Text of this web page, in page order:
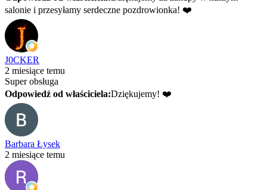
salonie i przesyłamy serdeczne pozdrowionka! ❤️
J0CKER
2 miesiące temu
Super obsługa
Odpowiedź od właściciela:Dziękujemy! ❤️
Barbara Łysek
2 miesiące temu